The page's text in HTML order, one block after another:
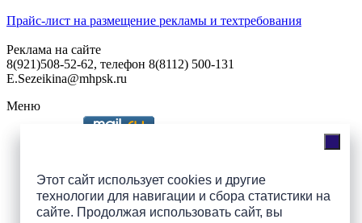
Этот сайт использует cookies и другие
технологии для навигации и сбора статистики на
сайте. Продолжая использовать сайт, вы
Прайс-лист на размещение рекламы и техтребования
Реклама на сайте
8(921)508-52-62, телефон 8(8112) 500-131
E.Sezeikina@mhpsk.ru
Меню